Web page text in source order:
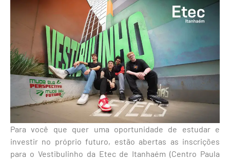
Para você que quer uma oportunidade de estudar e
investir no próprio futuro, estão abertas as inscrições
para o Vestibulinho da Etec de Itanhaém (Centro Paula